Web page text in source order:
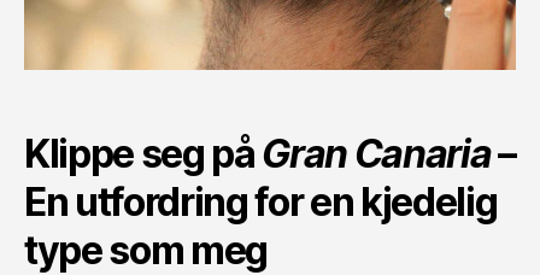
Klippe seg påGran Canaria–
En utfordring for en kjedelig
type som meg